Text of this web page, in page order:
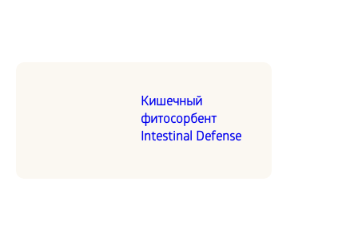
Кишечный
фитосорбент
Intestinal Defense